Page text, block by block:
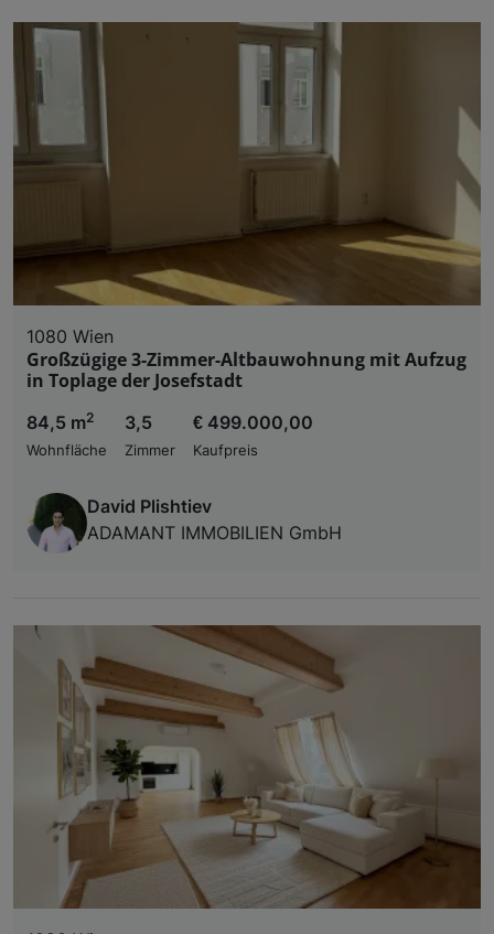
1080 Wien
Großzügige 3-Zimmer-Altbauwohnung mit Aufzug
in Toplage der Josefstadt
84,5 m2
Wohnfläche
3,5
Zimmer
€ 499.000,00
Kaufpreis
David Plishtiev
ADAMANT IMMOBILIEN GmbH